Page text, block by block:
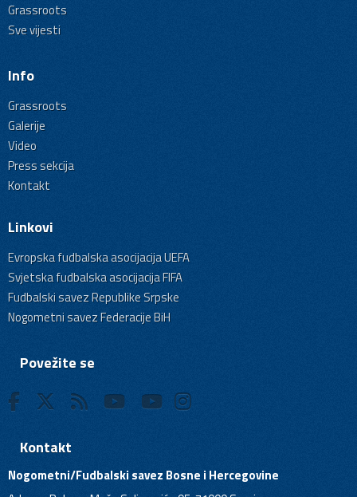
Grassroots
Sve vijesti
Info
Grassroots
Galerije
Video
Press sekcija
Kontakt
Linkovi
Evropska fudbalska asocijacija UEFA
Svjetska fudbalska asocijacija FIFA
Fudbalski savez Republike Srpske
Nogometni savez Federacije BiH
Povežite se
Kontakt
Nogometni/Fudbalski savez Bosne i Hercegovine